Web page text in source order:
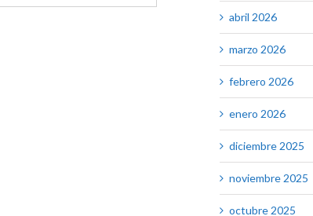
abril 2026
marzo 2026
febrero 2026
enero 2026
diciembre 2025
noviembre 2025
octubre 2025